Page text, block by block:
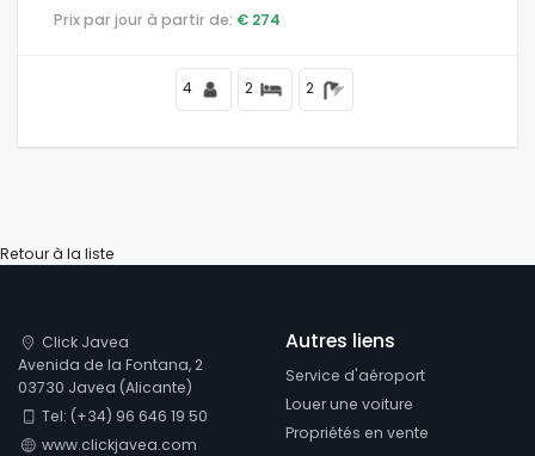
Prix par jour à partir de: € 274
4 2 2
Retour à la liste
Click Javea
Avenida de la Fontana, 2
03730 Javea (Alicante)
Tel: (+34) 96 646 19 50
www.clickjavea.com
Autres liens
Service d'aéroport
Louer une voiture
Propriétés en vente